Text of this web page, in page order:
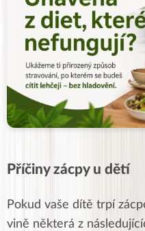
Příčiny zácpy u dětí
Pokud vaše dítě trpí
vině některá z